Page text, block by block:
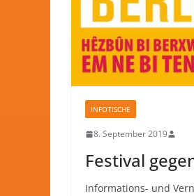
INFOTISCHE
8. September 2019
Festival
Informations- und